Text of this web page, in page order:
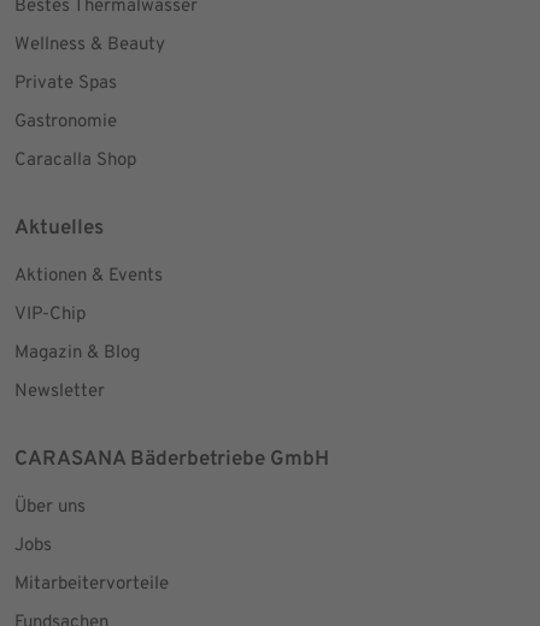
Bestes Thermalwasser
Wellness & Beauty
Private Spas
Gastronomie
Caracalla Shop
Aktuelles
Aktionen & Events
VIP-Chip
Magazin & Blog
Newsletter
CARASANA Bäderbetriebe GmbH
Über uns
Jobs
Mitarbeitervorteile